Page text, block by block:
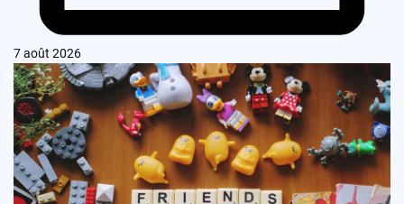
7 août 2026